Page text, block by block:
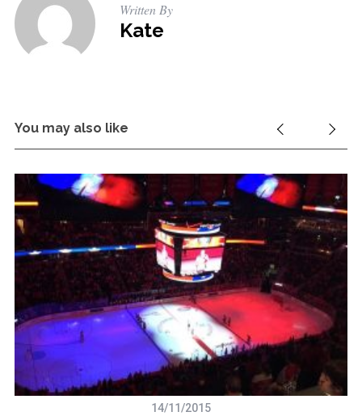
Written By
Kate
You may also like
14/11/2015
S
e
c